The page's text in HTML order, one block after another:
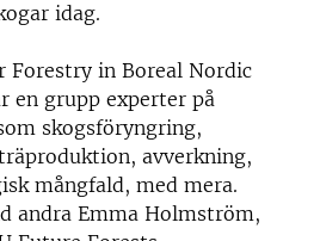
idag.
Forestry in Boreal Nordic
en grupp experter på
skogsföryngring,
avverkning,
mångfald, med mera.
andra Emma Holmström,